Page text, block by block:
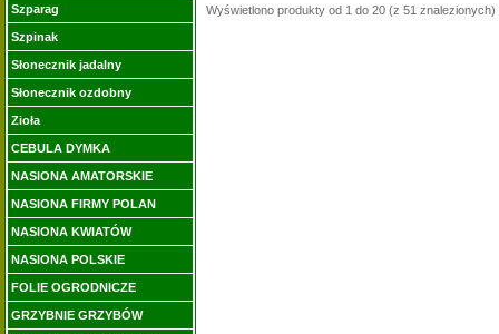
Szparag
Szpinak
Słonecznik jadalny
Słonecznik ozdobny
Zioła
CEBULA DYMKA
NASIONA AMATORSKIE
NASIONA FIRMY POLAN
NASIONA KWIATÓW
NASIONA POLSKIE
FOLIE OGRODNICZE
GRZYBNIE GRZYBÓW
Wyświetlono produkty od 1 do20 (z51 znalezionych)